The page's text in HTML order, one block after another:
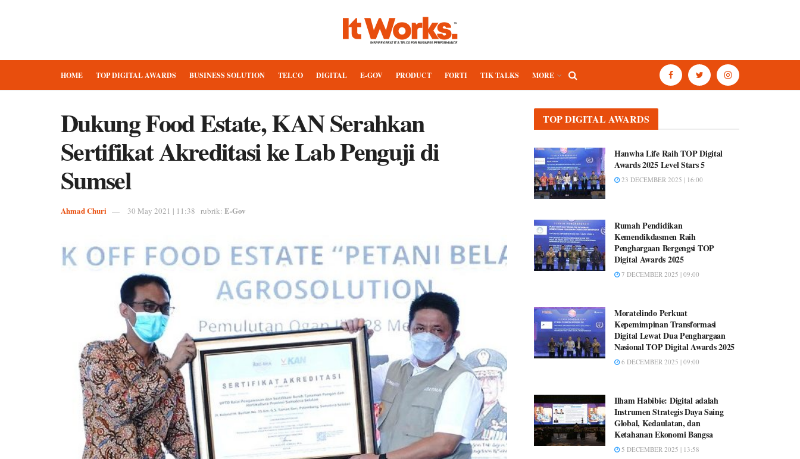
HOME TOP DIGITAL AWARDS BUSINESS SOLUTION TELCO DIGITAL E-GOV PRODUCT FORTI TIK TALKS MORE
Dukung Food Estate, KAN Serahkan
Sertifikat Akreditasi ke Lab Penguji di
Sumsel
Ahmad Churi 30 May 2021 | 11:38 rubrik: E-Gov
TOP DIGITAL AWARDS
Hanwha Life Raih TOP Digital
Awards 2025 Level Stars 5
23 DECEMBER 2025 | 16:00
Rumah Pendidikan
Kemendikdasmen Raih
Penghargaan Bergengsi TOP
Digital Awards 2025
7 DECEMBER 2025 | 09:00
Moratelindo Perkuat
Kepemimpinan Transformasi
Digital Lewat Dua Penghargaan
Nasional TOP Digital Awards 2025
6 DECEMBER 2025 | 09:00
Ilham Habibie: Digital adalah
Instrumen Strategis Daya Saing
Global, Kedaulatan, dan
Ketahanan Ekonomi Bangsa
5 DECEMBER 2025 | 13:58